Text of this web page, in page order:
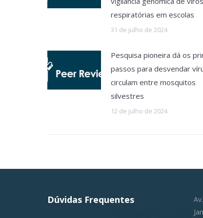
respiratórias em escolas
31 de julho de 2024
Pesquisa pioneira dá os
passos para desvendar
circulam entre mosquitos
silvestres
12 de julho de 2024
Dúvidas Frequentes